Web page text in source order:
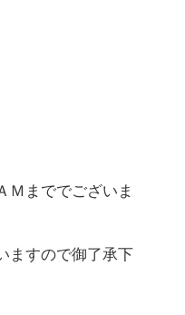
Ｍまででございま
ますので御了承下